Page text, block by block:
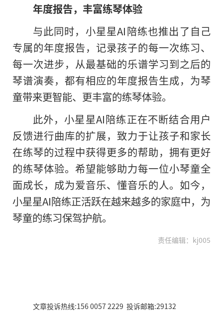
年度报告，丰富练琴体验
与此同时，小星星AI陪练也推出了自己
专属的年度报告，记录孩子的每一次练习、
每一次进步，从最基础的乐谱学习到之后的
琴谱演奏，都有相应的年度报告生成，为琴
童带来更智能、更丰富的练琴体验。
此外，小星星AI陪练正在不断结合用户
反馈进行曲库的扩展，致力于让孩子和家长
在练琴的过程中获得更多的帮助，拥有更好
的练琴体验。希望能够助力每一位小琴童全
面成长，成为爱音乐、懂音乐的人。如今，
小星星AI陪练正活跃在越来越多的家庭中，为
琴童的练习保驾护航。
责任编辑：kj005
文章投诉热线:156 0057 2229 投诉邮箱:29132